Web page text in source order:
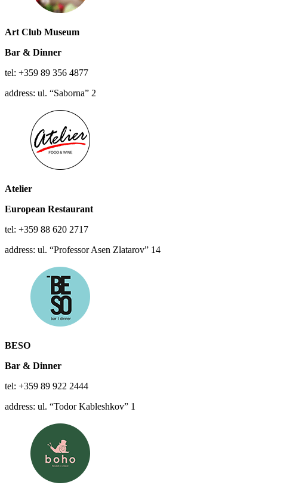
Art Club Museum
Bar & Dinner
tel: +359 89 356 4877
address: ul. “Saborna” 2
Atelier
European Restaurant
tel: +359 88 620 2717
address: ul. “Professor Asen Zlatarov” 14
BESO
Bar & Dinner
tel: +359 89 922 2444
address: ul. “Todor Kableshkov” 1